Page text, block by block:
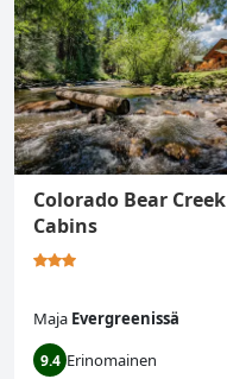
Colorado Bear Creek
Cabins
Maja Evergreenissä
9.4 Erinomainen